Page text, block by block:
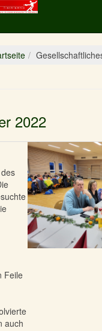
2022
Feile
auch